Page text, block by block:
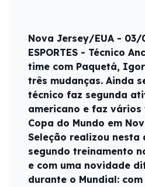
Nova Jersey/EUA -
ESPORTES - Técnico
time com Paquetá,
três mudanças. Ainda
técnico faz segunda
americano e faz vários
Copa do Mundo em
Seleção realizou
segundo treinamento
e com uma novidade
durante o Mundial: